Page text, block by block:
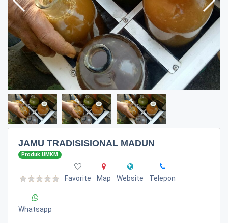
JAMU TRADISISIONAL MADUN
Produk UMKM
Favorite Map Website Telepon
Whatsapp